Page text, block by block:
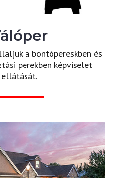
a bontópereskben és
perekben képviselet
ellátását.